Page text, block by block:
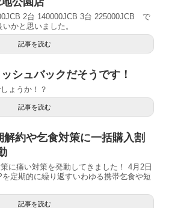
2台 140000JCB 3台 225000JCB で
かと思いました。
記事を読む
シュバックだそうです！
ょうか！？
記事を読む
解約や乞食対策に一括購入割
に痛い対策を発動してきました！ 4月2日
定期的に繰り返すいわゆる携帯乞食や短
記事を読む